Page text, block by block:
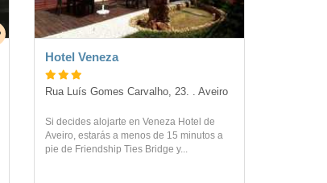
Hotel Veneza
Rua Luís Gomes Carvalho, 23. . Aveiro
Si decides alojarte en Veneza Hotel de
Aveiro, estarás a menos de 15 minutos a
pie de Friendship Ties Bridge y...